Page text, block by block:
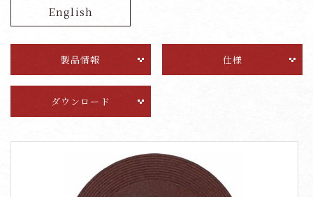
English
製品情報 仕様
ダウンロード